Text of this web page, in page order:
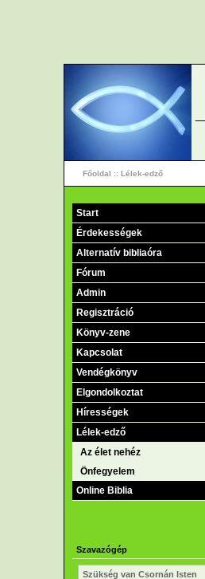
Főoldal :: Lélek-edző
Start
Érdekességek
Alternatív bibliaóra
Fórum
Admin
Regisztráció
Könyv-zene
Kapcsolat
Vendégkönyv
Elgondolkoztat
Hírességek
Lélek-edző
Az élet nehéz
Önfegyelem
Online Biblia
Szavazógép
Szükség van Csornán Isten